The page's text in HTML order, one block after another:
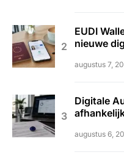
EUDI
nieuwe
augustus 7,
Digitale
augustus 6,